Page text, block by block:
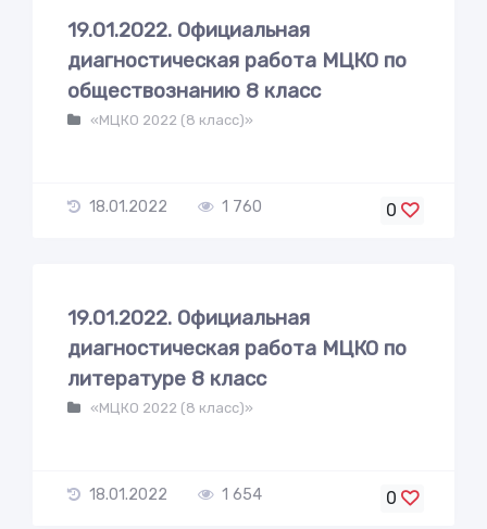
19.01.2022. Официальная
диагностическая работа МЦКО по
обществознанию 8 класс
«МЦКО 2022 (8 класс)»
18.01.2022 1 760 0
19.01.2022. Официальная
диагностическая работа МЦКО по
литературе 8 класс
«МЦКО 2022 (8 класс)»
18.01.2022 1 654 0